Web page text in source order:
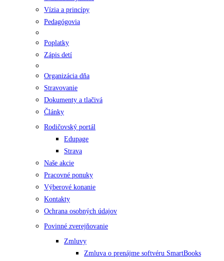
Vízia a princípy
Pedagógovia
Poplatky
Zápis detí
Organizácia dňa
Stravovanie
Dokumenty a tlačivá
Články
Rodičovský portál
Edupage
Strava
Naše akcie
Pracovné ponuky
Výberové konanie
Kontakty
Ochrana osobných údajov
Povinné zverejňovanie
Zmluvy
Zmluva o prenájme softvéru SmartBooks